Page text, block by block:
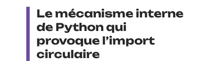
Le mécanisme interne
de Python qui
provoque l’import
circulaire